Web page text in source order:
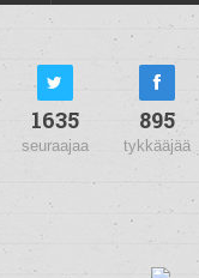
1635
seuraajaa
895
tykkääjää